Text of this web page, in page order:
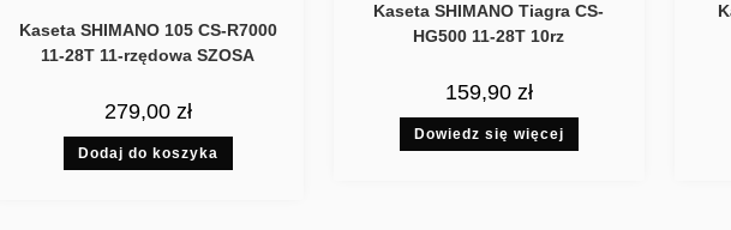
Kaseta SHIMANO 105 CS-R7000
11-28T 11-rzędowa SZOSA
279,00 zł
Dodaj do koszyka
Kaseta SHIMANO Tiagra CS-
HG500 11-28T 10rz
159,90 zł
Dowiedz się więcej